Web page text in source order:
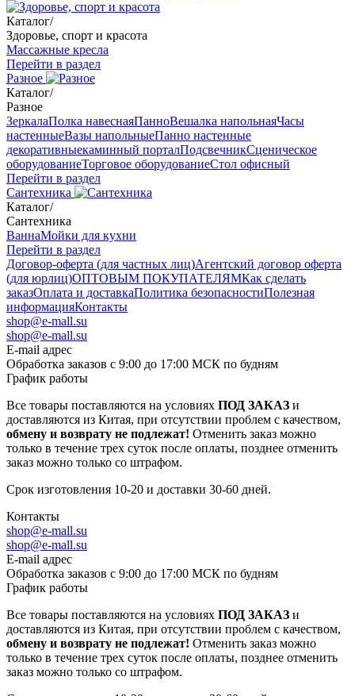
Каталог/
Здоровье, спорт и красота
Массажные кресла
Перейти в раздел
Разное
Каталог/
Разное
ЗеркалаПолка навеснаяПанноВешалка напольнаяЧасы
настенныеВазы напольныеПанно настенные
декоративныекаминный порталПодсвечникСценическое
оборудованиеТорговое оборудованиеСтол офисный
Перейти в раздел
Сантехника
Каталог/
Сантехника
ВаннаМойки для кухни
Перейти в раздел
Договор-оферта (для частных лиц)Агентский договор оферта
(для юрлиц)ОПТОВЫМ ПОКУПАТЕЛЯМКак сделать
заказОплата и доставкаПолитика безопасностиПолезная
информацияКонтакты
shop@e-mall.su
shop@e-mall.su
E-mail адрес
Обработка заказов с 9:00 до 17:00 МСК по будням
График работы
Все товары поставляются на условиях ПОД ЗАКАЗ и
доставляются из Китая, при отсутствии проблем с качеством,
обмену и возврату не подлежат! Отменить заказ можно
только в течение трех суток после оплаты, позднее отменить
заказ можно только со штрафом.
Срок изготовления 10-20 и доставки 30-60 дней.
Контакты
shop@e-mall.su
shop@e-mall.su
E-mail адрес
Обработка заказов с 9:00 до 17:00 МСК по будням
График работы
Все товары поставляются на условиях ПОД ЗАКАЗ и
доставляются из Китая, при отсутствии проблем с качеством,
обмену и возврату не подлежат! Отменить заказ можно
только в течение трех суток после оплаты, позднее отменить
заказ можно только со штрафом.